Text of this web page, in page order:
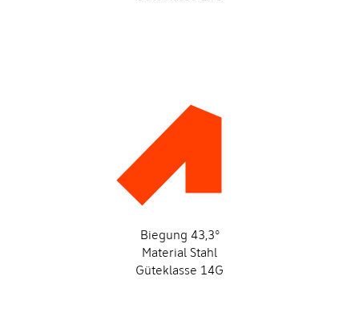
Biegung 43,3°
Material Stahl
Güteklasse 14G